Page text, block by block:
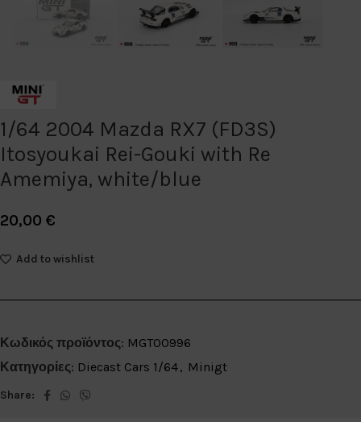
1/64 2004 Mazda RX7 (FD3S)
Itosyoukai Rei-Gouki with Re
Amemiya, white/blue
20,00 €
Add to wishlist
Κωδικός προϊόντος: MGT00996
Κατηγορίες: Diecast Cars 1/64, Minigt
Share: